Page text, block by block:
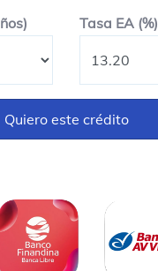
Plazo en añosTasa EA (%)
Quiero este crédito